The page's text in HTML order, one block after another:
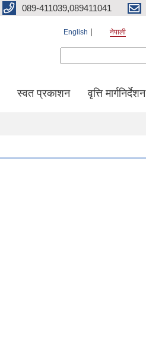
089-411039,089411041
English नेपाली
स्वत प्रकाशन वृत्ति मार्गनिर्देशन